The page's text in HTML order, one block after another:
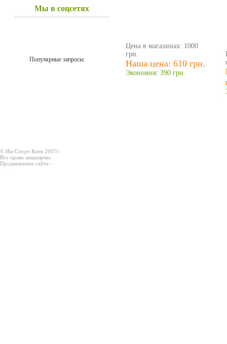
Мы в соцсетях
Популярные запросы:
Цена в магазинах: 1000
грн.
Наша цена: 610 грн.
Экономия: 390 грн.
© Ин-Спорт Киев 2007г.
Все права защищены.
Продвижение сайта -